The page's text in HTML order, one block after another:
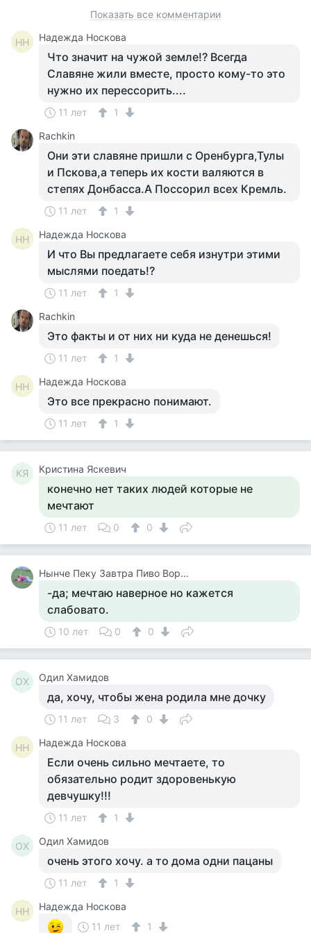
Показать все комментарии
НН Надежда Носкова
Что значит на чужой земле!? Всегда
Славяне жили вместе, просто кому-то это
нужно их перессорить....
11 лет
1
Rachkin
Они эти славяне пришли с Оренбурга,Тулы
и Пскова,а теперь их кости валяются в
степях Донбасса.А Поссорил всех Кремль.
11 лет 1
НН Надежда Носкова
И что Вы предлагаете себя изнутри этими
мыслями поедать!?
11 лет
1
Rachkin
Это факты и от них ни куда не денешься!
11 лет 1
НН Надежда Носкова
Это все прекрасно понимают.
11 лет 1
КЯ Кристина Яскевич
конечно нет таких людей которые не
мечтают
11 лет 0 0
Нынче Пеку Завтра Пиво Ворю У Каралевий Дитя Отберу.
-да; мечтаю наверное но кажется
слабовато.
10 лет 0 0
ОХ Одил Хамидов
да, хочу, чтобы жена родила мне дочку
11 лет 3 0
НН Надежда Носкова
Если очень сильно мечтаете, то
обязательно родит здоровенькую
девчушку!!!
11 лет 1
ОХ Одил Хамидов
очень этого хочу. а то дома одни пацаны
11 лет 1
НН
Надежда Носкова
11 лет
1